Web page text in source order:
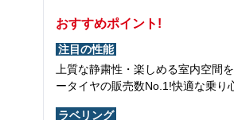
おすすめポイント!
注目の性能
上質な静粛性・楽しめる室内空間
ータイヤの販売数No.1!快適な乗り
ラベリング